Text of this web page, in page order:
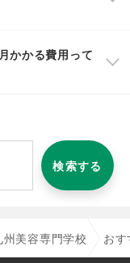
かかる費用って
検索する
州美容専門学校 お